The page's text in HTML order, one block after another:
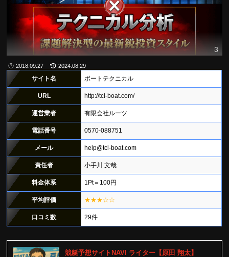
3
2018.09.27 2024.08.29
サイト名 ボートテクニカル
URL http://tcl-boat.com/
運営業者 有限会社ルーツ
電話番号 0570-088751
メール help@tcl-boat.com
責任者 小手川 文哉
料金体系 1Pt＝100円
平均評価 ★★★☆☆
口コミ数 29件
競艇予想サイトNAVI ライター【原田 翔太】